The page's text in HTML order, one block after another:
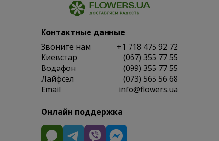
Контактные данные
Звоните нам
+1 718 475 92 72
Киевстар
(067) 355 77 55
Водафон
(099) 355 77 55
Лайфсел
(073) 565 56 68
Email
info@flowers.ua
Онлайн поддержка